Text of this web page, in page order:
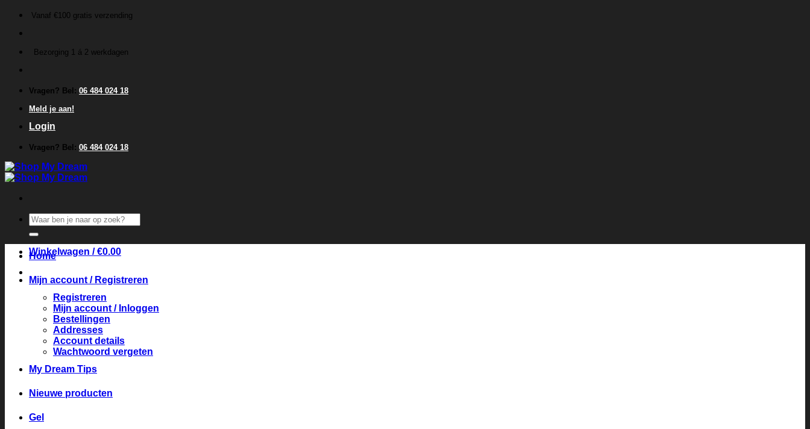
inhoud
Vanaf €100 gratis verzending
Bezorging 1 á 2 werkdagen
Vragen? Bel: 06 484 024 18
Meld je aan!
Login
Vragen? Bel: 06 484 024 18
Zoeken
naar:
Winkelwagen /€0.00
Home
Mijn account / Registreren
Registreren
Mijn account / Inloggen
Bestellingen
Addresses
Account details
Wachtwoord vergeten
My Dream Tips
Nieuwe producten
Gel